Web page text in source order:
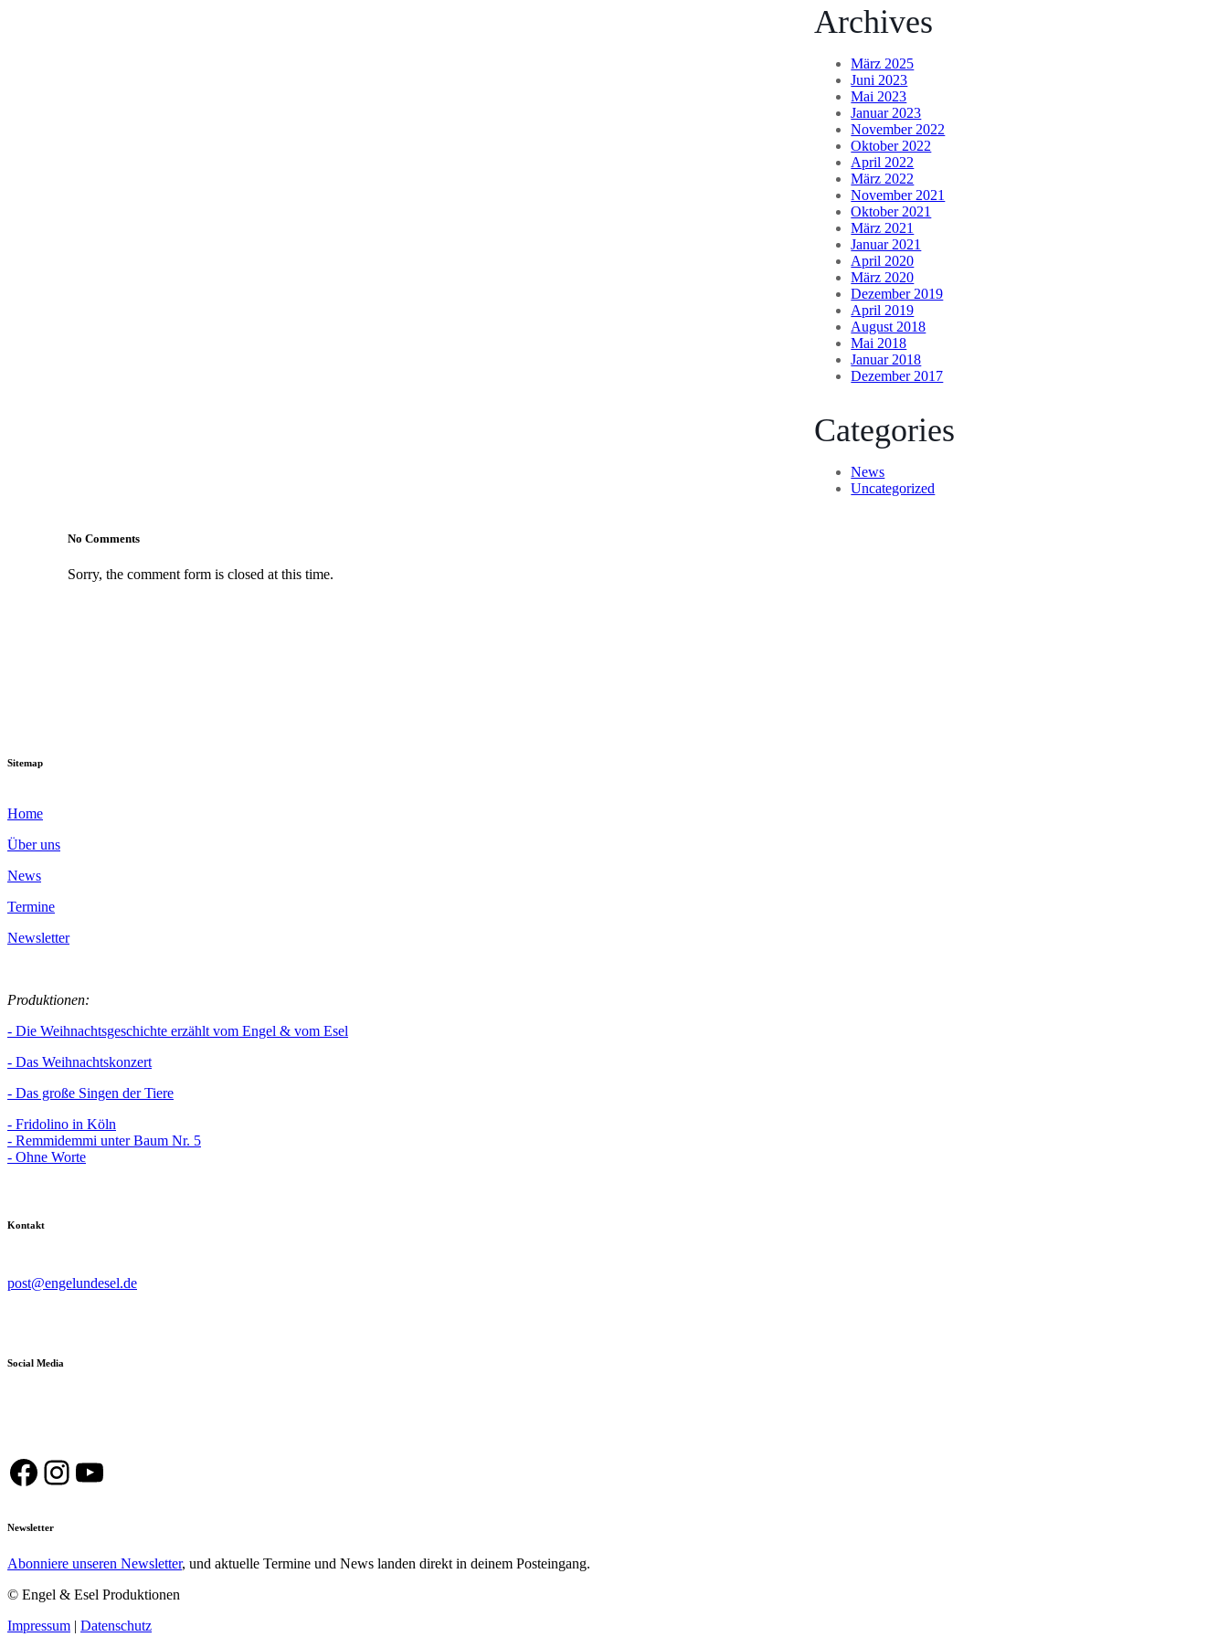
Archives
März 2025
Juni 2023
Mai 2023
Januar 2023
November 2022
Oktober 2022
April 2022
März 2022
November 2021
Oktober 2021
März 2021
Januar 2021
April 2020
März 2020
Dezember 2019
April 2019
August 2018
Mai 2018
Januar 2018
Dezember 2017
Categories
News
Uncategorized
No Comments
Sorry, the comment form is closed at this time.
Sitemap
Home
Über uns
News
Termine
Newsletter
Produktionen:
- Die Weihnachtsgeschichte erzählt vom Engel & vom Esel
- Das Weihnachtskonzert
- Das große Singen der Tiere
- Fridolino in Köln
- Remmidemmi unter Baum Nr. 5
- Ohne Worte
Kontakt
post@engelundesel.de
Social Media
Facebook
Instagram
YouTube
Newsletter
Abonniere unseren Newsletter, und aktuelle Termine und News landen direkt in deinem Posteingang.
© Engel & Esel Produktionen
Impressum | Datenschutz